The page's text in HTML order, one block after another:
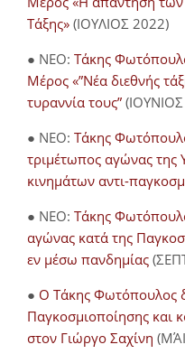
Τάξης» (ΙΟΥΛΙΟΣ 2022)
● NEO: Τάκης
Μέρος «”Νέα διεθνής
τυραννία τους”
● NEO: Τάκης
τριμέτωπος αγώνας της
κινημάτων αντι-
● NEO: Τάκης
αγώνας κατά της
εν μέσω πανδημίας
● Ο Τάκης Φωτόπουλος
Παγκοσμιοποίησης και
στον Γιώργο Σαχίνη